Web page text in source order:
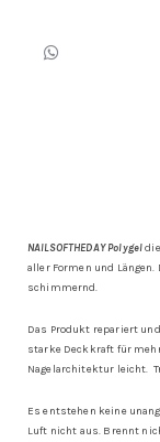
NAILSOFTHEDAY Polygel
aller Formen und
schimmernd.
Das Produkt repariert
starke Deckkraft für
Nagelarchitektur leicht.
Es entstehen keine
Luft nicht aus. Brennt